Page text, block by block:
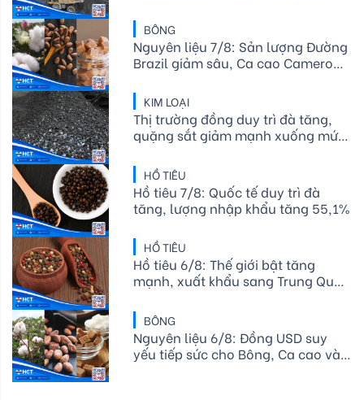
tại cảng Port Hedland diễn ra
BÔNG
Nguyên liệu 7/8: Sản lượng Đường
Brazil giảm sâu, Ca cao Cameroon
KIM LOẠI
Thị trường đồng duy trì đà tăng,
quặng sắt giảm mạnh xuống mức
HỒ TIÊU
Hồ tiêu 7/8: Quốc tế duy trì đà
tăng, lượng nhập khẩu tăng 55,1%
HỒ TIÊU
Hồ tiêu 6/8: Thế giới bật tăng
mạnh, xuất khẩu sang Trung Quốc
BÔNG
Nguyên liệu 6/8: Đồng USD suy
yếu tiếp sức cho Bông, Ca cao và